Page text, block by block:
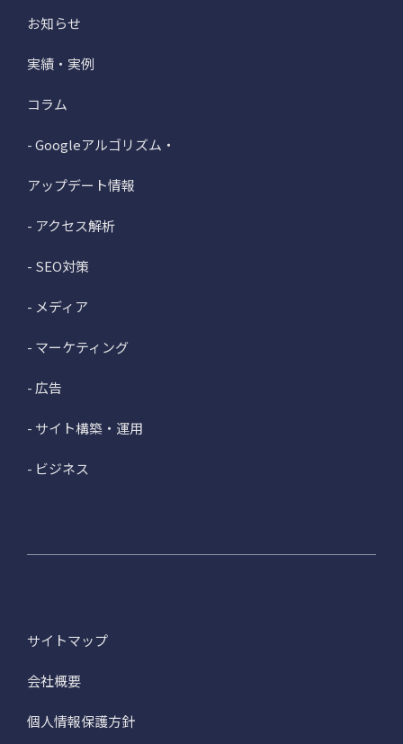
お知らせ
実績・実例
コラム
- Googleアルゴリズム・
アップデート情報
- アクセス解析
- SEO対策
- メディア
- マーケティング
- 広告
- サイト構築・運用
- ビジネス
サイトマップ
会社概要
個人情報保護方針